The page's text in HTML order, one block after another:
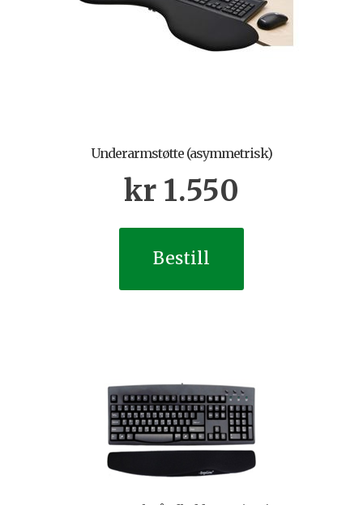
Underarmstøtte (asymmetrisk)
kr 1.550
Bestill